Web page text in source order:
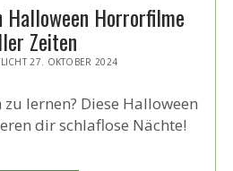
Halloween Horrorfilme
Zeiten
27. OKTOBER 2024
lernen? Diese Halloween
dir schlaflose Nächte!